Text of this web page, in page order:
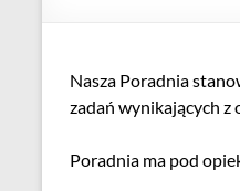
53-
426
Nasza Poradnia
zadań wynikających z
Poradnia ma pod